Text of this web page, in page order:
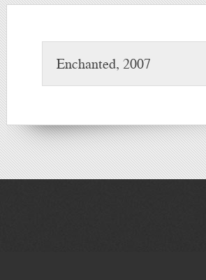
Enchanted, 2007